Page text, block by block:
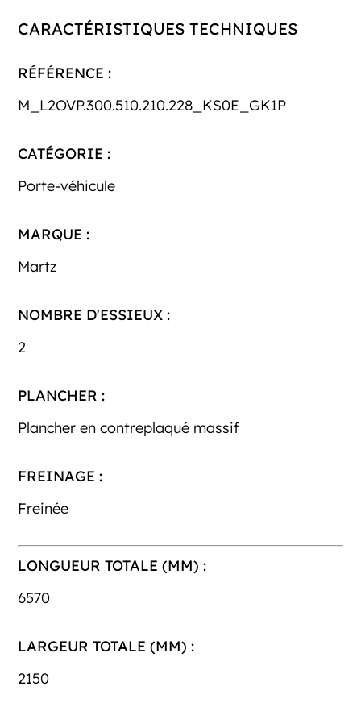
CARACTÉRISTIQUES TECHNIQUES
RÉFÉRENCE :
M_L2OVP.300.510.210.228_KS0E_GK1P
CATÉGORIE :
Porte-véhicule
MARQUE :
Martz
NOMBRE D'ESSIEUX :
2
PLANCHER :
Plancher en contreplaqué massif
FREINAGE :
Freinée
LONGUEUR TOTALE (MM) :
6570
LARGEUR TOTALE (MM) :
2150